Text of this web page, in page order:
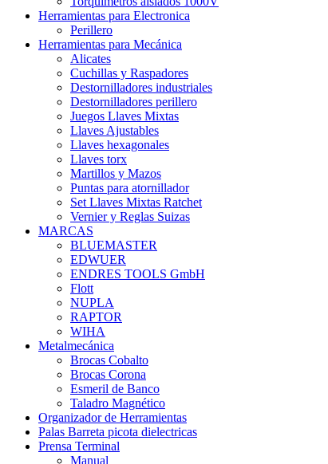
Herramientas para Electronica
Perillero
Herramientas para Mecánica
Alicates
Cuchillas y Raspadores
Destornilladores industriales
Destornilladores perillero
Juegos Llaves Mixtas
Llaves Ajustables
Llaves hexagonales
Llaves torx
Martillos y Mazos
Puntas para atornillador
Set Llaves Mixtas Ratchet
Vernier y Reglas Suizas
MARCAS
BLUEMASTER
EDWUER
ENDRES TOOLS GmbH
Flott
NUPLA
RAPTOR
WIHA
Metalmecánica
Brocas Cobalto
Brocas Corona
Esmeril de Banco
Taladro Magnético
Organizador de Herramientas
Palas Barreta picota dielectricas
Prensa Terminal
Manual